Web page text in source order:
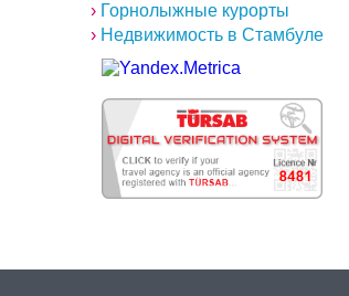
› Горнолыжные курорты
› Недвижимость в Стамбуле